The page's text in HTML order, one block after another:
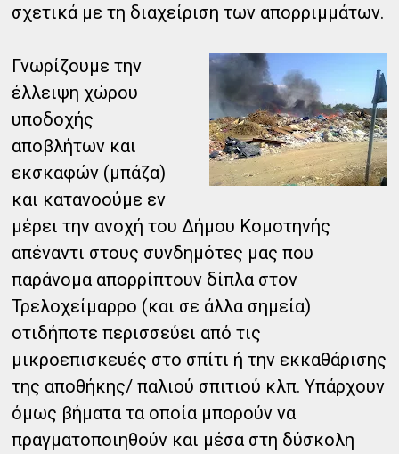
σχετικά με τη διαχείριση των απορριμμάτων.
Γνωρίζουμε την
έλλειψη χώρου
υποδοχής
αποβλήτων και
εκσκαφών (μπάζα)
και κατανοούμε εν
μέρει την ανοχή του Δήμου Κομοτηνής
απέναντι στους συνδημότες μας που
παράνομα απορρίπτουν δίπλα στον
Τρελοχείμαρρο (και σε άλλα σημεία)
οτιδήποτε περισσεύει από τις
μικροεπισκευές στο σπίτι ή την εκκαθάρισης
της αποθήκης/ παλιού σπιτιού κλπ. Υπάρχουν
όμως βήματα τα οποία μπορούν να
πραγματοποιηθούν και μέσα στη δύσκολη